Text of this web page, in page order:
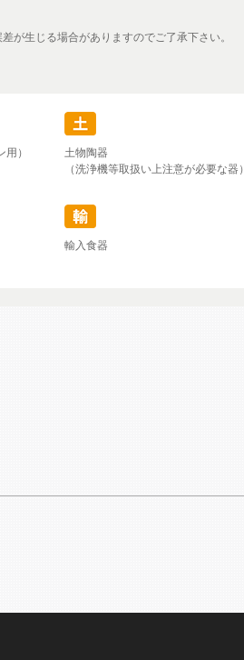
が生じる場合がありますのでご了承下さい。
）
土物陶器
（洗浄機等取扱い上注意が必要な器）
輸入食器